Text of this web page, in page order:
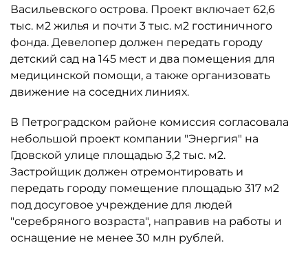
Васильевского острова. Проект включает 62,6
тыс. м2 жилья и почти 3 тыс. м2 гостиничного
фонда. Девелопер должен передать городу
детский сад на 145 мест и два помещения для
медицинской помощи, а также организовать
движение на соседних линиях.
В Петроградском районе комиссия согласовала
небольшой проект компании "Энергия" на
Гдовской улице площадью 3,2 тыс. м2.
Застройщик должен отремонтировать и
передать городу помещение площадью 317 м2
под досуговое учреждение для людей
"серебряного возраста", направив на работы и
оснащение не менее 30 млн рублей.